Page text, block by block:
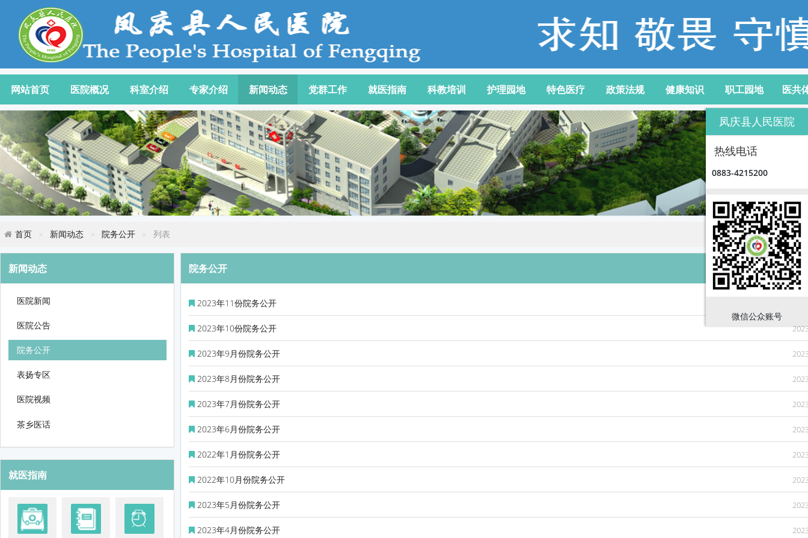
网站首页 医院概况 科室介绍 专家介绍 新闻动态 党群工作 就医指南 科教培训 护理园地 特色医疗 政策法规 健康知识 职工园地 医共
首页 新闻动态 院务公开 列表
新闻动态
医院新闻
医院公告
院务公开
表扬专区
医院视频
茶乡医话
就医指南
院务公开
2023年11份院务公开
2023年10份院务公开
2023年9月份院务公开
2023年8月份院务公开
2023年7月份院务公开
2023年6月份院务公开
2022年1月份院务公开
2022年10月份院务公开
2023年5月份院务公开
2023年4月份院务公开
凤庆县人民医院
热线电话
0883-4215200
微信公众账号